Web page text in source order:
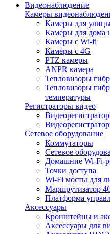
Видеонаблюдение
Камеры
Камеры для
Камеры для дома
Камеры с Wi-fi
Камеры с 4G
PTZ камеры
ANPR камера
Тепловизоры
Тепловизоры
температуры
Регистраторы видео
Сетевое оборудование
Коммутаторы
Сетевое
Домашние Wi-Fi-
Точки доступа
Wi-Fi мосты для
Маршрутизатор
Платформа
Аксессуары
Кронштейны и
Аксессуары для